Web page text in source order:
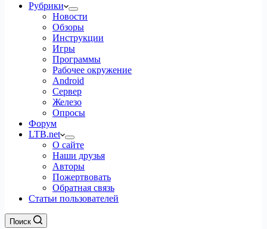
Рубрики
Новости
Обзоры
Инструкции
Игры
Программы
Рабочее окружение
Android
Сервер
Железо
Опросы
Форум
LTB.net
О сайте
Наши друзья
Авторы
Пожертвовать
Обратная связь
Статьи пользователей
Поиск